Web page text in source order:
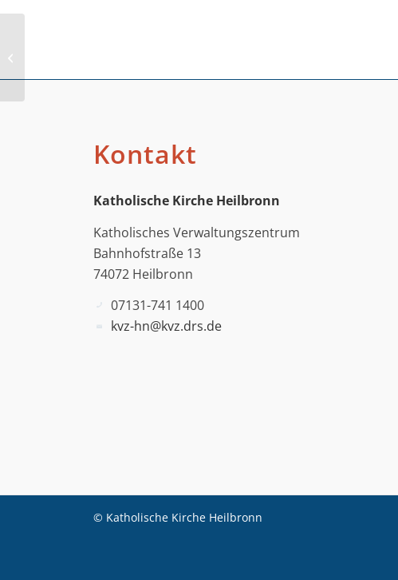
Kontakt
Katholische Kirche Heilbronn
Katholisches Verwaltungszentrum
Bahnhofstraße 13
74072 Heilbronn
07131-741 1400
kvz-hn@kvz.drs.de
© Katholische Kirche Heilbronn